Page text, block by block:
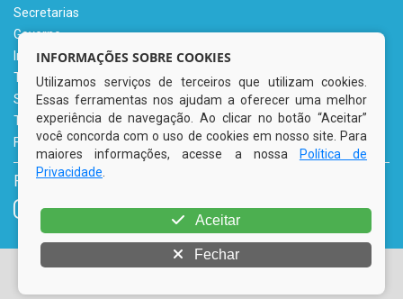
Secretarias
Governo
Informe-se
Transparência
Serviços Digitais
Tributário
Fale Conosco
REDES SOCIAIS
© Copyright 2026 Prefeitura Municipal de Tacaimbó | Todos
INFORMAÇÕES SOBRE COOKIES
Utilizamos serviços de terceiros que utilizam cookies.
Essas ferramentas nos ajudam a oferecer uma melhor
experiência de navegação. Ao clicar no botão “Aceitar”
você concorda com o uso de cookies em nosso site. Para
maiores informações, acesse a nossa
Política de
Privacidade
Aceitar
Fechar